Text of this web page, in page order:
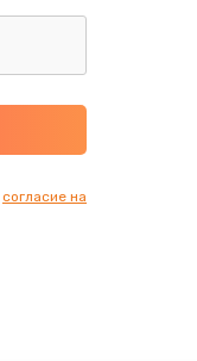
согласие на